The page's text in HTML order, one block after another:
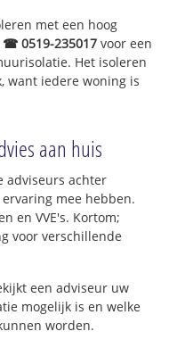
met een hoog
☎ 0519-235017 voor een
Het isoleren
want iedere woning is
aan huis
adviseurs achter
mee hebben.
en VVE's. Kortom;
voor verschillende
een adviseur uw
mogelijk is en welke
worden.